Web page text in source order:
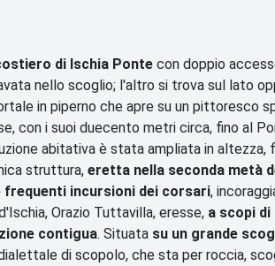
di Ischia Ponte con doppio
nello scoglio; l'altro si trova sul lato
in piperno che apre su un pittoresco
con i suoi duecento metri circa, fino al
abitativa è stata ampliata in altezza,
struttura, eretta nella seconda metà
incursioni dei corsari,
Orazio Tuttavilla, eresse, a scopi
contigua. Situata su un grande
di scopolo, che sta per roccia,